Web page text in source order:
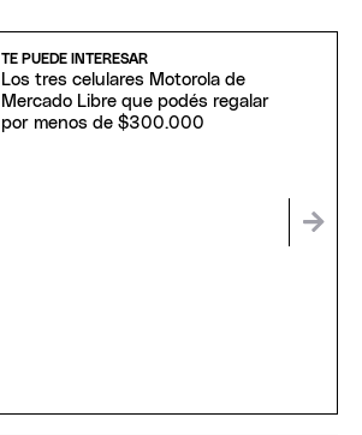
TE PUEDE INTERESAR
Los tres celulares Motorola de
Mercado Libre que podés regalar
por menos de $300.000